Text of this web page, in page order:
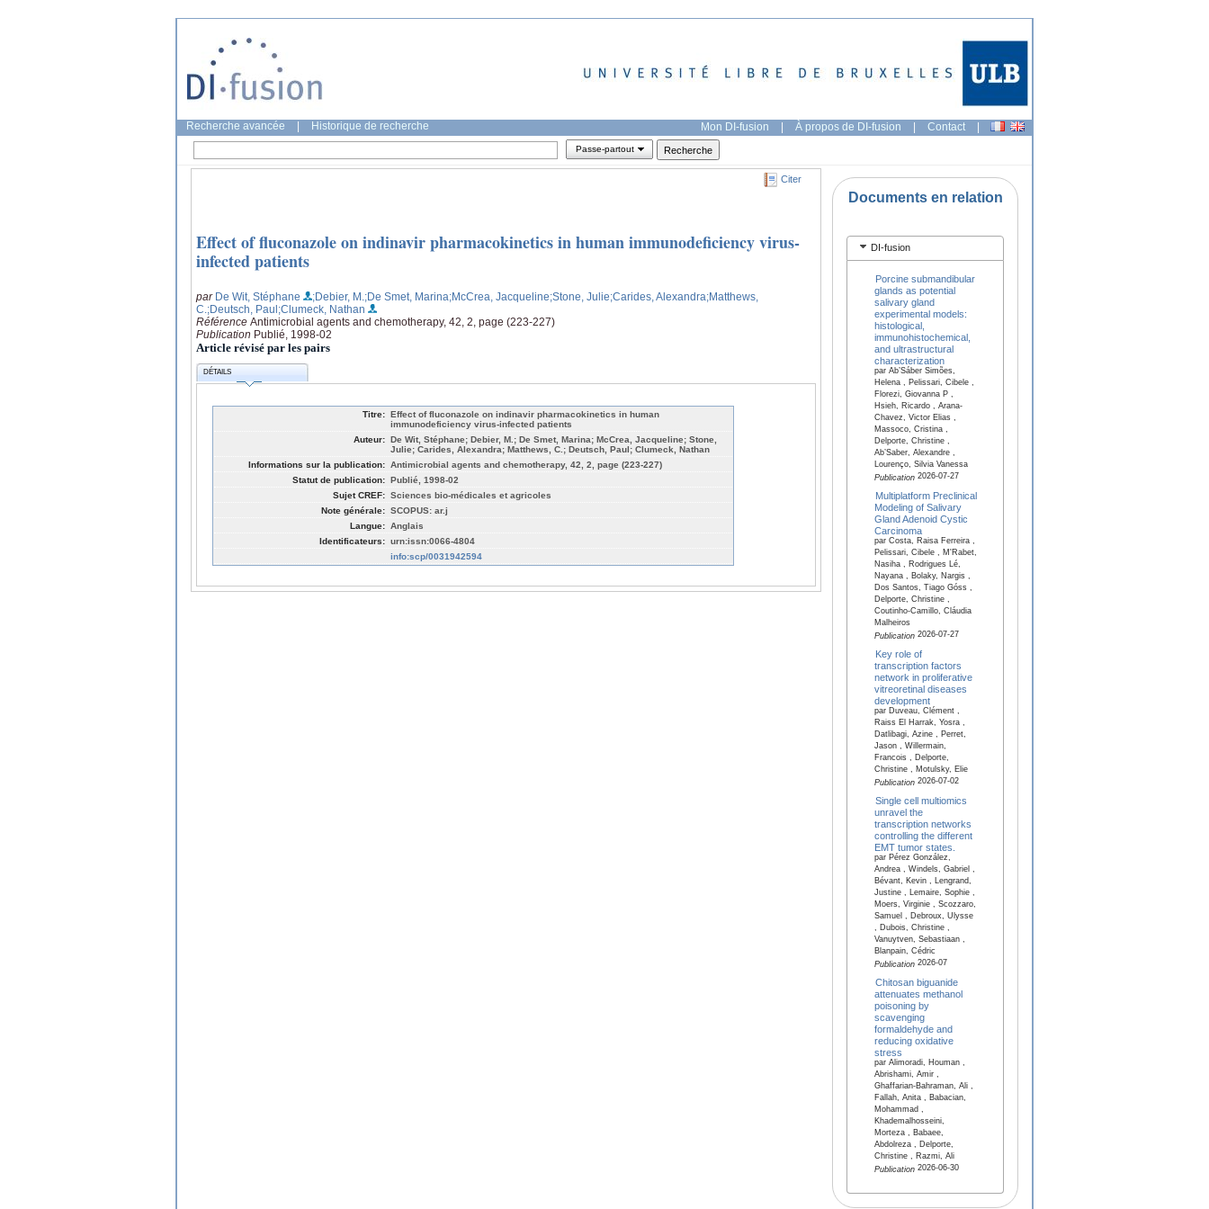
Recherche avancée Historique de recherche Mon DI-fusion | À propos de DI-fusion | Contact |
Passe-partout
Citer
Effect of fluconazole on indinavir pharmacokinetics in human immunodeficiency virus-
infected patients
par De Wit, Stéphane ;Debier, M. ;De Smet, Marina;McCrea, Jacqueline;Stone, Julie;Carides, Alexandra;Matthews,
C. ;Deutsch, Paul;Clumeck, Nathan
Référence Antimicrobial agents and chemotherapy, 42, 2, page (223-227)
Publication Publié, 1998-02
Article révisé par les pairs
DÉTAILS
Titre: Effect of fluconazole on indinavir pharmacokinetics in human
immunodeficiency virus-infected patients
Auteur: De Wit, Stéphane; Debier, M.; De Smet, Marina; McCrea, Jacqueline; Stone,
Julie; Carides, Alexandra; Matthews, C.; Deutsch, Paul; Clumeck, Nathan
Informations sur la publication: Antimicrobial agents and chemotherapy, 42, 2, page (223-227)
Statut de publication: Publié, 1998-02
Sujet CREF: Sciences bio-médicales et agricoles
Note générale: SCOPUS: ar.j
Langue: Anglais
Identificateurs: urn:issn:0066-4804
info:scp/0031942594
Documents en relation
DI-fusion
Porcine submandibular
glands as potential
salivary gland
experimental models:
histological,
immunohistochemical,
and ultrastructural
characterization
par Ab’Sáber Simões,
Helena , Pelissari, Cibele ,
Florezi, Giovanna P ,
Hsieh, Ricardo , Arana-
Chavez, Victor Elias ,
Massoco, Cristina ,
Delporte, Christine ,
Ab’Saber, Alexandre ,
Lourenço, Silvia Vanessa
Publication2026-07-27
Multiplatform Preclinical
Modeling of Salivary
Gland Adenoid Cystic
Carcinoma
par Costa, Raisa Ferreira ,
Pelissari, Cibele , M'Rabet,
Nasiha , Rodrigues Lé,
Nayana , Bolaky, Nargis ,
Dos Santos, Tiago Góss ,
Delporte, Christine ,
Coutinho-Camillo, Cláudia
Malheiros
Publication2026-07-27
Key role of
transcription factors
network in proliferative
vitreoretinal diseases
development
par Duveau, Clément ,
Raiss El Harrak, Yosra ,
Datlibagi, Azine , Perret,
Jason , Willermain,
Francois , Delporte,
Christine , Motulsky, Elie
Publication2026-07-02
Single cell multiomics
unravel the
transcription networks
controlling the different
EMT tumor states.
par Pérez González,
Andrea , Windels, Gabriel ,
Bévant, Kevin , Lengrand,
Justine , Lemaire, Sophie ,
Moers, Virginie , Scozzaro,
Samuel , Debroux, Ulysse
, Dubois, Christine ,
Vanuytven, Sebastiaan ,
Blanpain, Cédric
Publication2026-07
Chitosan biguanide
attenuates methanol
poisoning by
scavenging
formaldehyde and
reducing oxidative
stress
par Alimoradi, Houman ,
Abrishami, Amir ,
Ghaffarian-Bahraman, Ali ,
Fallah, Anita , Babacian,
Mohammad ,
Khademalhosseini,
Morteza , Babaee,
Abdolreza , Delporte,
Christine , Razmi, Ali
Publication2026-06-30